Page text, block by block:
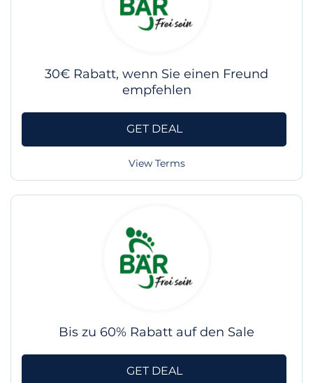
30€ Rabatt, wenn Sie einen Freund
empfehlen
GET DEAL
View Terms
Bis zu 60% Rabatt auf den Sale
GET DEAL